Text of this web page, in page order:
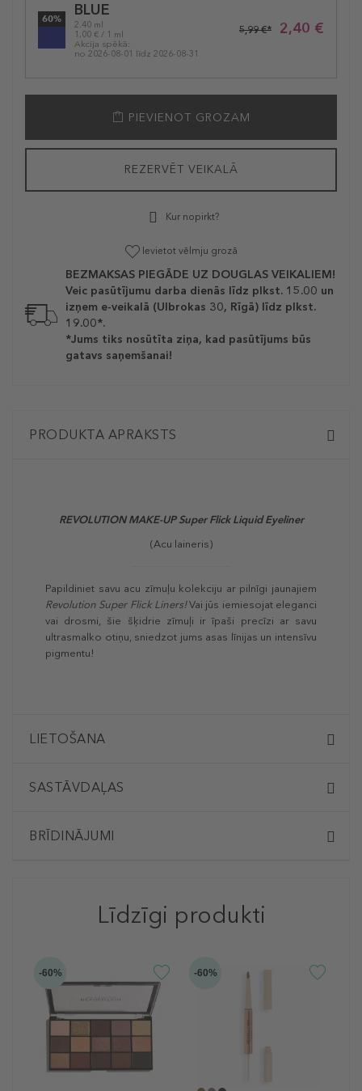
variation
60% BLUE
2.40 ml
1,00 € / 1 ml
Akcija spēkā:
no 2026-08-01 līdz 2026-08-31
2,40 €
5,99 €*
PIEVIENOT GROZAM
REZERVĒT VEIKALĀ
Kur nopirkt?
Ievietot vēlmju grozā
BEZMAKSAS PIEGĀDE UZ DOUGLAS VEIKALIEM!
Veic pasūtījumu darba dienās līdz plkst. 15.00 un
izņem e-veikalā (Ulbrokas 30, Rīgā) līdz plkst.
19.00*.
*Jums tiks nosūtīta ziņa, kad pasūtījums būs
gatavs saņemšanai!
PRODUKTA APRAKSTS
REVOLUTION MAKE-UP Super Flick Liquid Eyeliner
(Acu laineris)
Papildiniet savu acu zīmuļu kolekciju ar pilnīgi jaunajiem
Revolution Super Flick Liners!Vai jūs iemiesojat eleganci
vai drosmi, šie šķidrie zīmuļi ir īpaši precīzi ar savu
ultrasmalko otiņu, sniedzot jums asas līnijas un intensīvu
pigmentu!
LIETOŠANA
SASTĀVDAĻAS
BRĪDINĀJUMI
Līdzīgi produkti
-60% -60%